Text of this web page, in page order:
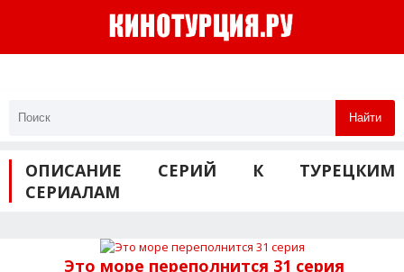
Найти
ОПИСАНИЕ СЕРИЙ К ТУРЕЦКИМ
СЕРИАЛАМ
Это море переполнится 31 серия